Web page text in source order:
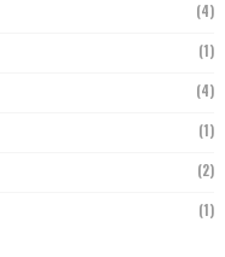
(4)
(1)
(4)
(1)
(2)
(1)